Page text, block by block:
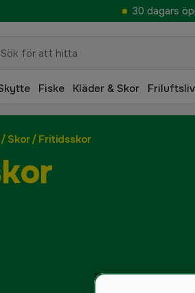
30 dagars
Fiske Kläder & Skor Friluftsliv
/ Skor/ Fritidsskor